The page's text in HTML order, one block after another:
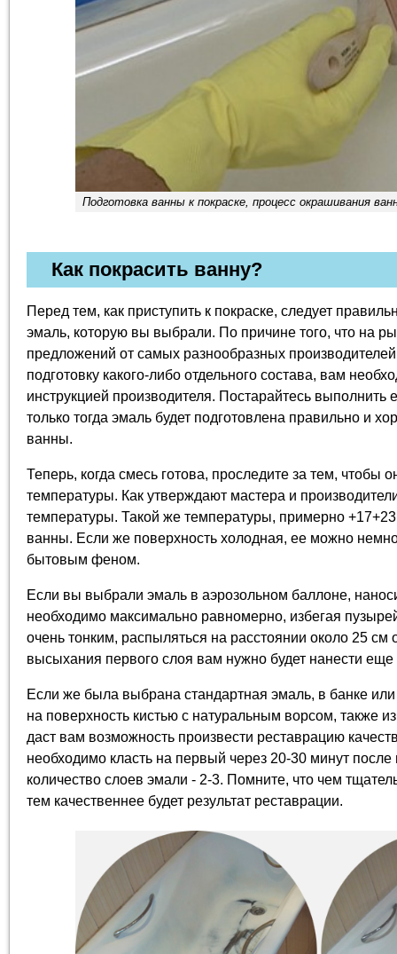
Подготовка ванны к покраске, процесс окрашивания
Как покрасить ванну?
Перед тем, как приступить к покраске, следует
эмаль, которую вы выбрали. По причине того, что на
предложений от самых разнообразных
подготовку какого-либо отдельного состава, вам
инструкцией производителя. Постарайтесь выполнить
только тогда эмаль будет подготовлена правильно и
ванны.
Теперь, когда смесь готова, проследите за тем, чтобы
температуры. Как утверждают мастера и
температуры. Такой же температуры, примерно
ванны. Если же поверхность холодная, ее можно
бытовым феном.
Если вы выбрали эмаль в аэрозольном баллоне,
необходимо максимально равномерно, избегая
очень тонким, распыляться на расстоянии около 25 см
высыхания первого слоя вам нужно будет нанести
Если же была выбрана стандартная эмаль, в банке
на поверхность кистью с натуральным ворсом, также
даст вам возможность произвести реставрацию
необходимо класть на первый через 20-30 минут
количество слоев эмали - 2-3. Помните, что чем
тем качественнее будет результат реставрации.